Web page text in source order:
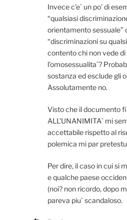
Invece c’e` un po’ di
“qualsiasi
orientamento sessuale”
“discriminazioni su
contento chi non vede
l’omosessualita`?
sostanza ed esclude gli
Assolutamente no.
Visto che il documento
ALL’UNANIMITA` mi
accettabile rispetto al
polemica mi par
Per dire, il caso in cui si
e qualche paese
(noi? non ricordo, dopo
pareva piu` scandaloso.